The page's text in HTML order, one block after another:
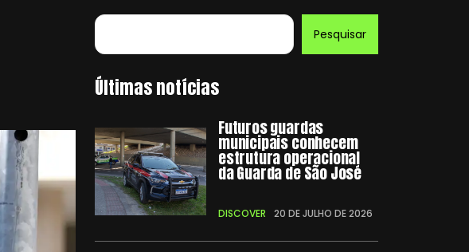
Pesquisar
Últimas notícias
Futuros guardas
municipais conhecem
estrutura operacional
da Guarda de São José
DISCOVER 20 DE JULHO DE 2026